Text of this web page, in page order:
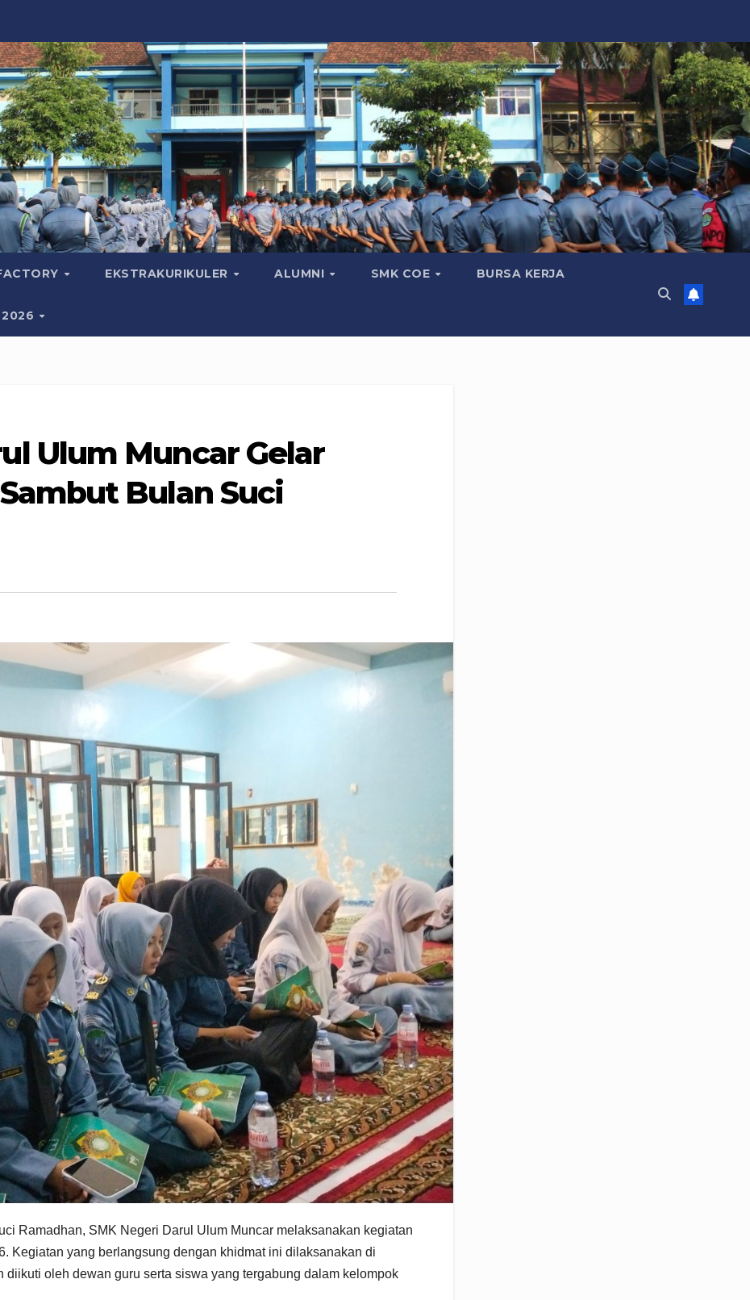
EKSTRAKURIKULER ALUMNI SMK COE BURSA KERJA
2026
Ulum Muncar Gelar
Bulan Suci
Ramadhan, SMK Negeri Darul Ulum Muncar melaksanakan kegiatan
Kegiatan yang berlangsung dengan khidmat ini dilaksanakan di
oleh dewan guru serta siswa yang tergabung dalam kelompok